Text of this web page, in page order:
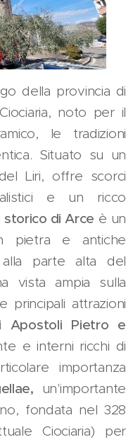
della provincia di
noto per il
le tradizioni
Situato su un
Liri, offre scorci
e un ricco
storico di Arce è un
pietra e antiche
alla parte alta del
vista ampia sulla
principali attrazioni
Apostoli Pietro e
e interni ricchi di
importanza
un'importante
fondata nel 328
Ciociaria) per